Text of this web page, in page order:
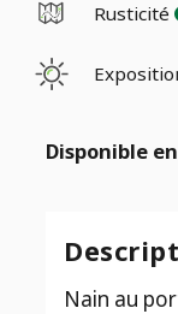
Rusticité
Disponible
Nain au